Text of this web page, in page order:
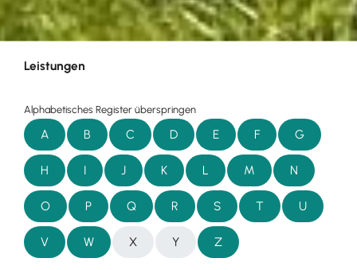
Leistungen
Alphabetisches Register überspringen
A B C D E F G
H I J K L M N
O P Q R S T U
V W X Y Z